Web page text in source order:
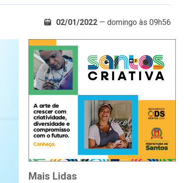
02/01/2022 — domingo às 09h56
Mais Lidas